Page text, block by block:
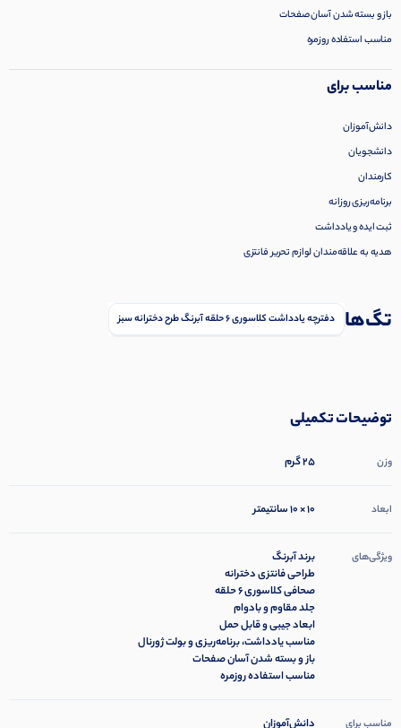
باز و بسته شدن آسان صفحات
مناسب استفاده روزمره
مناسب برای
دانش‌آموزان
دانشجویان
کارمندان
برنامه‌ریزی روزانه
ثبت ایده و یادداشت
هدیه به علاقه‌مندان لوازم تحریر فانتزی
تگ‌ها دفترچه یادداشت کلاسوری ۶ حلقه آبرنگ طرح دخترانه سبز
توضیحات تکمیلی
وزن 25 گرم
ابعاد 10 × 10 سانتیمتر
ویژگی‌های
برند آبرنگ
طراحی فانتزی دخترانه
صحافی کلاسوری ۶ حلقه
جلد مقاوم و بادوام
ابعاد جیبی و قابل حمل
مناسب یادداشت، برنامه‌ریزی و بولت ژورنال
باز و بسته شدن آسان صفحات
مناسب استفاده روزمره